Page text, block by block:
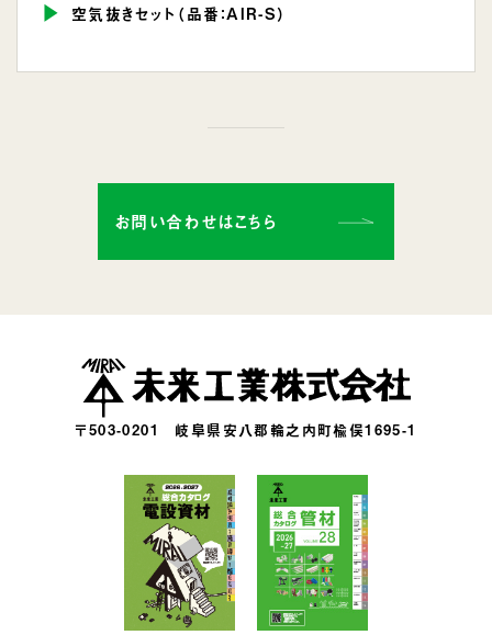
空気抜きセット（品番：AIR-S）
お問い合わせはこちら
〒503-0201 岐阜県安八郡輪之内町楡俣1695-1